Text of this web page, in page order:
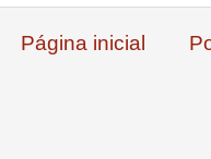
Página inicial